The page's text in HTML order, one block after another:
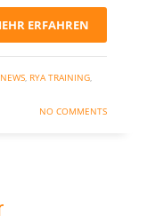
ERFAHREN
NEWS RYA TRAINING
NO COMMENTS